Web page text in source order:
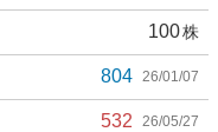
100株
804 26/01/07
532 26/05/27